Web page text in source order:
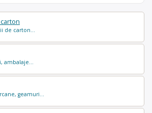
de carton...
ambalaje...
geamuri...